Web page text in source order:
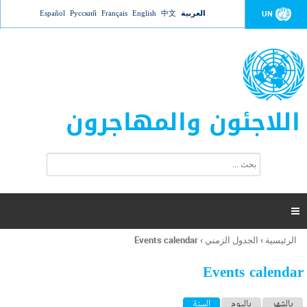
Jump to navigation UN العربية 中文
English
Français
Русский
Español
اللاجئون والمهاجرون
ت
ر
ل
ح
ب

أنت
هنا
الرئيسية › الجدول الزمني ›
Events calendar
Events calendar